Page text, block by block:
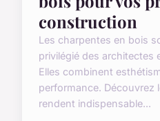
construction
Les charpentes en bois
privilégié des architectes
Elles combinent
performance. Découvrez
rendent indispensable...